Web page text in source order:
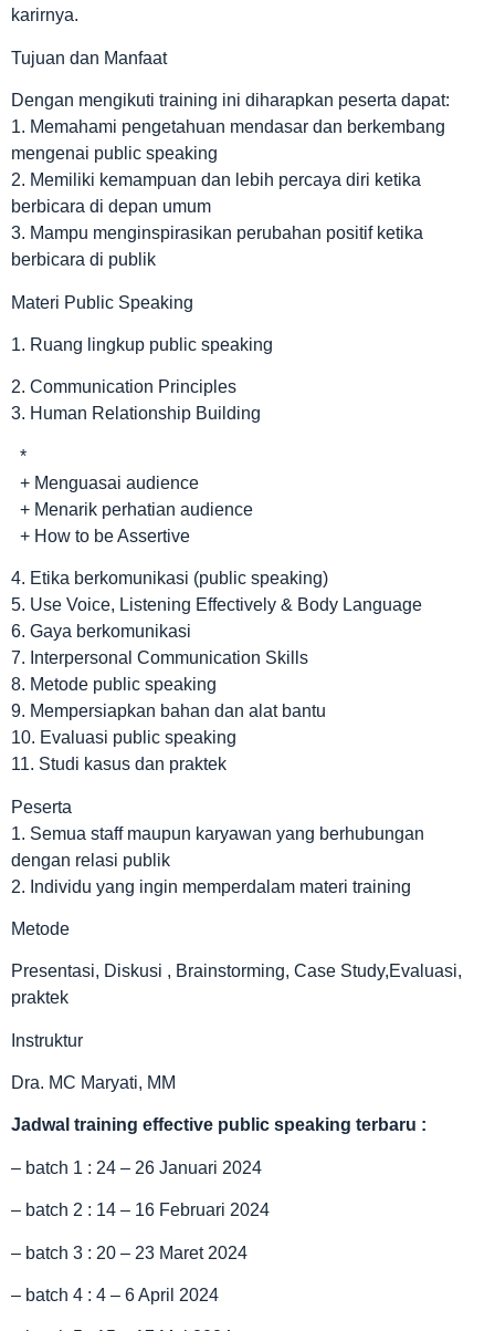
karirnya.
Tujuan dan Manfaat
Dengan mengikuti training ini diharapkan peserta dapat:
1. Memahami pengetahuan mendasar dan berkembang
mengenai public speaking
2. Memiliki kemampuan dan lebih percaya diri ketika
berbicara di depan umum
3. Mampu menginspirasikan perubahan positif ketika
berbicara di publik
Materi Public Speaking
1. Ruang lingkup public speaking
2. Communication Principles
3. Human Relationship Building
*
+ Menguasai audience
+ Menarik perhatian audience
+ How to be Assertive
4. Etika berkomunikasi (public speaking)
5. Use Voice, Listening Effectively & Body Language
6. Gaya berkomunikasi
7. Interpersonal Communication Skills
8. Metode public speaking
9. Mempersiapkan bahan dan alat bantu
10. Evaluasi public speaking
11. Studi kasus dan praktek
Peserta
1. Semua staff maupun karyawan yang berhubungan
dengan relasi publik
2. Individu yang ingin memperdalam materi training
Metode
Presentasi, Diskusi , Brainstorming, Case Study,Evaluasi,
praktek
Instruktur
Dra. MC Maryati, MM
Jadwal training effective public speaking terbaru :
– batch 1 : 24 – 26 Januari 2024
– batch 2 : 14 – 16 Februari 2024
– batch 3 : 20 – 23 Maret 2024
– batch 4 : 4 – 6 April 2024